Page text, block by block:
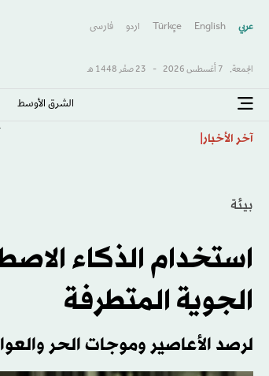
عربي English
Türkçe اردو فارسى
الجمعة, 7 أغسطس 2026 - 23 صفَر 1448 هـ
الشرق الأوسط​
آخر الأخبار
بيئة
استخدام الذكاء
الجوية المتطرفة
لرصد الأعاصير وموجات الحر